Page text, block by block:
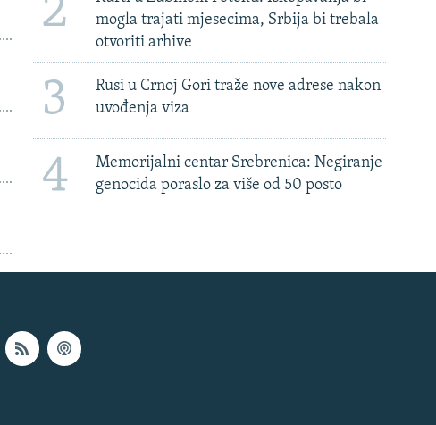
2
mogla trajati mjesecima, Srbija bi trebala
otvoriti arhive
3
Rusi u Crnoj Gori traže nove adrese nakon
uvođenja viza
4
Memorijalni centar Srebrenica: Negiranje
genocida poraslo za više od 50 posto